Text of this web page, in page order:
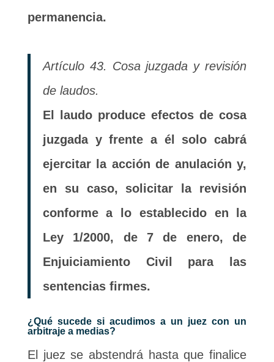
permanencia.
Artículo 43. Cosa juzgada y revisión
de laudos.
El laudo produce efectos de cosa
juzgada y frente a él solo cabrá
ejercitar la acción de anulación y,
en su caso, solicitar la revisión
conforme a lo establecido en la
Ley 1/2000, de 7 de enero, de
Enjuiciamiento Civil para las
sentencias firmes.
¿Qué sucede si acudimos a un juez con un
arbitraje a medias?
El juez se abstendrá hasta que finalice